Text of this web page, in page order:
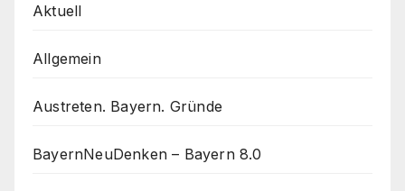
Aktuell
Allgemein
Austreten. Bayern. Gründe
BayernNeuDenken – Bayern 8.0